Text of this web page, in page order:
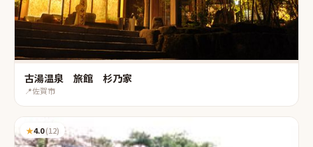
古湯温泉 旅館 杉乃家
📍佐賀市
★4.0(12)